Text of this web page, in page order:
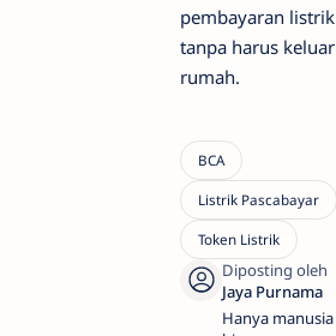
pembayaran listrik
tanpa harus keluar
rumah.
Hanya manusia